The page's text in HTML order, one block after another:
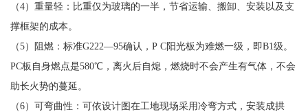
（4）重量轻：比重仅为玻璃的一半，节省运输、搬卸、安装以及支
撑框架的成本。
（5）阻燃：标准G222—95确认，P C阳光板为难燃一级，即B1级。
PC板自身燃点是580℃，离火后自熄，燃烧时不会产生有气体，不会
助长火势的蔓延。
（6）可弯曲性：可依设计图在工地现场采用冷弯方式，安装成拱